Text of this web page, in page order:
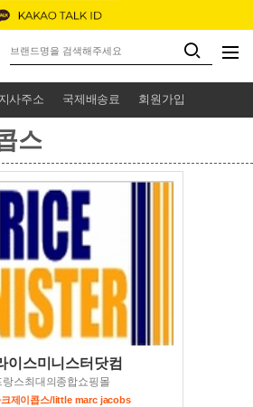
사주소 국제배송료 회원가입
스
이스미니스터닷컴
랑스최대의종합쇼핑몰
크제이콥스/little marc jacobs